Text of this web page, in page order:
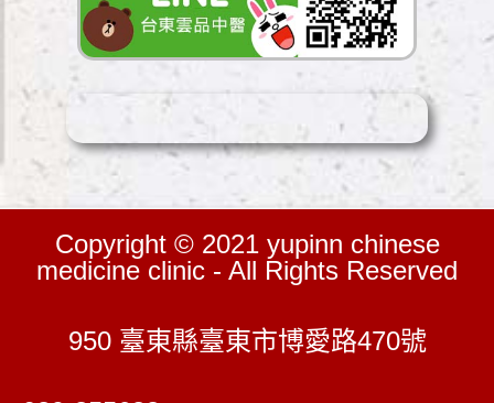
Copyright © 2021 yupinn chinese
medicine clinic - All Rights Reserved
950 臺東縣臺東市博愛路470號